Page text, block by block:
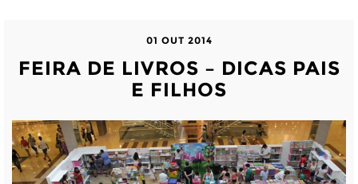
01 OUT 2014
FEIRA DE LIVROS – DICAS PAIS
E FILHOS